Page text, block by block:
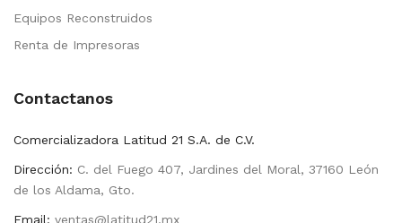
Equipos Reconstruidos
Renta de Impresoras
Contactanos
Comercializadora Latitud 21 S.A. de C.V.
Dirección: C. del Fuego 407, Jardines del Moral, 37160 León
de los Aldama, Gto.
Email: ventas@latitud21.mx